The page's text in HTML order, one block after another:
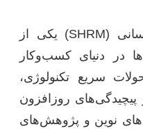
مدیریت استراتژیک منابع انسانی (SHRM) یکی از
در دنیای کسب‌وکار
سریع تکنولوژی،
پیچیدگی‌های روزافزون
نوین و پژوهش‌های